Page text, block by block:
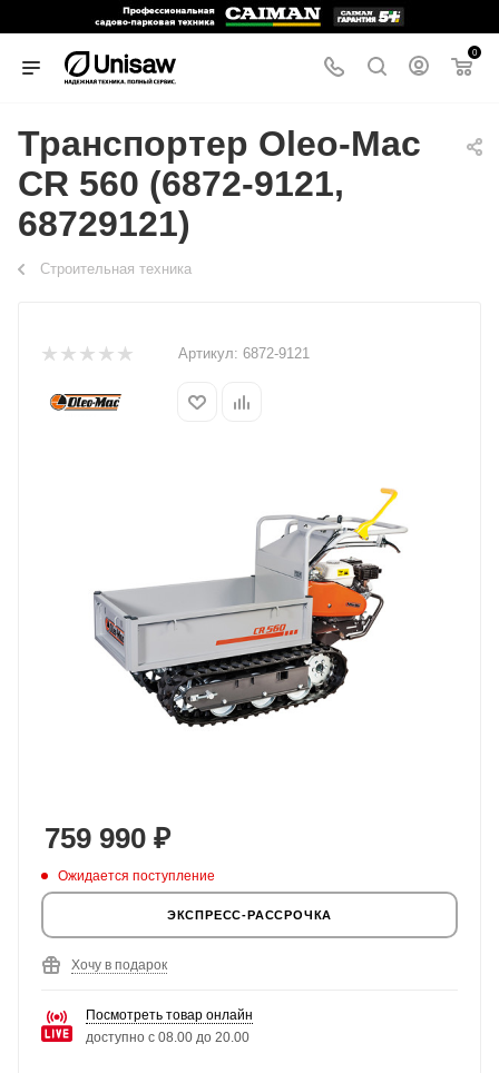
0
Транспортер Oleo-Mac
CR 560 (6872-9121,
68729121)
Строительная техника
Артикул: 6872-9121
759 990 ₽
Ожидается поступление
ЭКСПРЕСС-РАССРОЧКА
Хочу в подарок
Посмотреть товар онлайн
доступно с 08.00 до 20.00